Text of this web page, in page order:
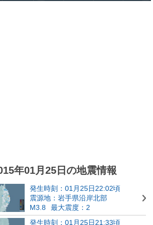
年01月25日の地震情報
発生時刻：01月25日22:02頃
震源地：岩手県沿岸北部
M3.8
最大震度：2
発生時刻：01月25日21:33頃